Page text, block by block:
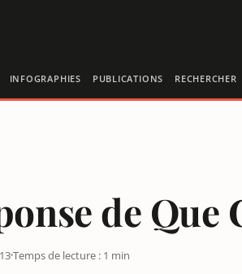
INFOGRAPHIES PUBLICATIONS RECHERCHER
de Que
Temps de lecture : 1 min